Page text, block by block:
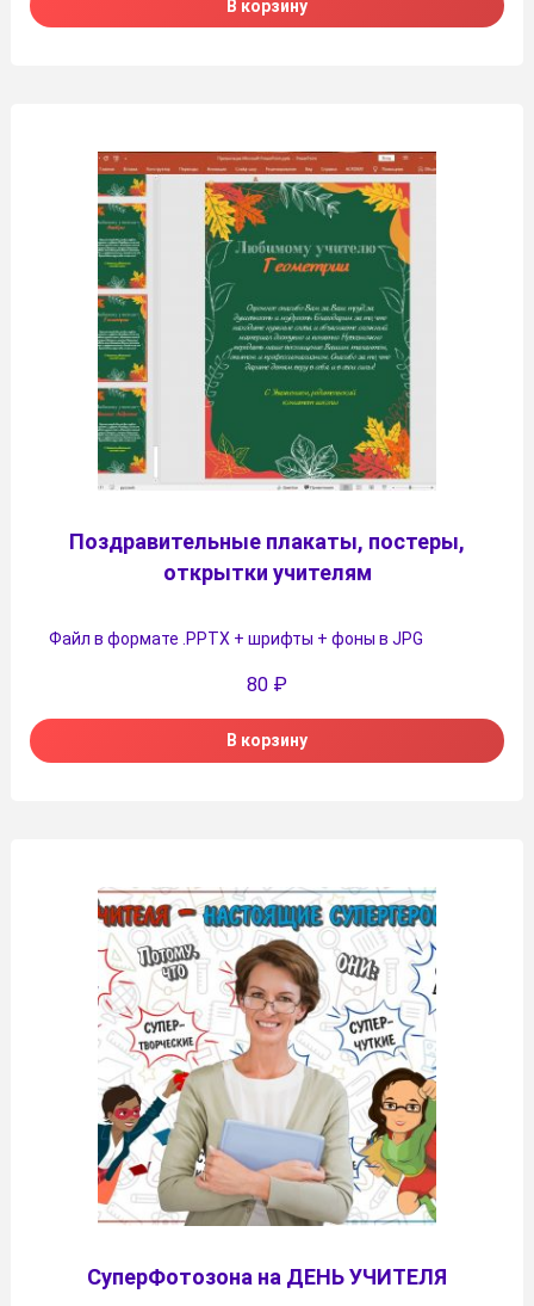
В корзину
Поздравительные плакаты, постеры,
открытки учителям
Файл в формате .PPTX + шрифты + фоны в JPG
80 ₽
В корзину
СуперФотозона на ДЕНЬ УЧИТЕЛЯ